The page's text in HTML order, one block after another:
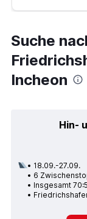
Suche
Incheon
Hin-
18.09.-27.09.
6
Insgesamt